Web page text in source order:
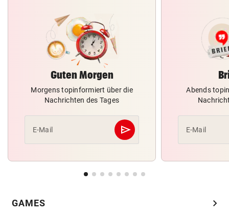
Guten Morgen
Morgens topinformiert über die
Nachrichten des Tages
E-Mail send
Abschicken
Abends
E-Mail
GAMES chevron_right